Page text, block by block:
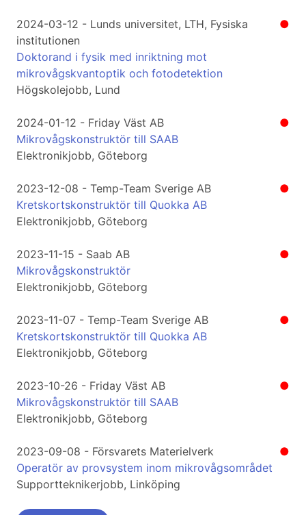
●
2024-03-12 - Lunds universitet, LTH, Fysiska
institutionen
Doktorand i fysik med inriktning mot
mikrovågskvantoptik och fotodetektion
Högskolejobb, Lund
●
2024-01-12 - Friday Väst AB
Mikrovågskonstruktör till SAAB
Elektronikjobb, Göteborg
●
2023-12-08 - Temp-Team Sverige AB
Kretskortskonstruktör till Quokka AB
Elektronikjobb, Göteborg
●
2023-11-15 - Saab AB
Mikrovågskonstruktör
Elektronikjobb, Göteborg
●
2023-11-07 - Temp-Team Sverige AB
Kretskortskonstruktör till Quokka AB
Elektronikjobb, Göteborg
●
2023-10-26 - Friday Väst AB
Mikrovågskonstruktör till SAAB
Elektronikjobb, Göteborg
●
2023-09-08 - Försvarets Materielverk
Operatör av provsystem inom mikrovågsområdet
Supportteknikerjobb, Linköping